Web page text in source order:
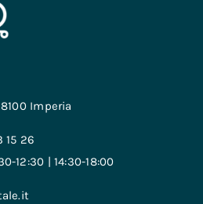
Imperia
15 26
12:30 | 14:30-18:00